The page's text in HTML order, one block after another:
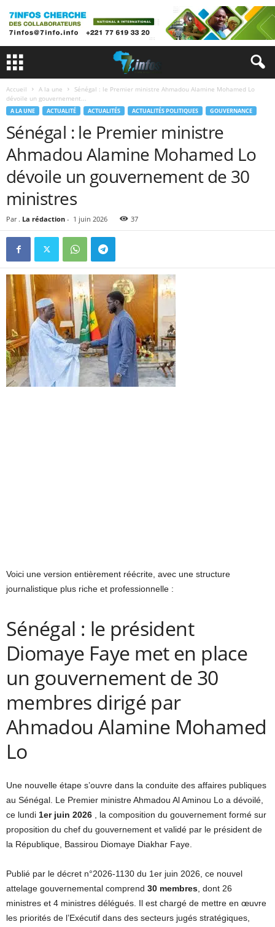
Accueil A la une
Sénégal : le Premier ministre Ahmadou Alamine Mohamed Lo
dévoile un gouvernement...
A LA UNE ACTUALITÉ ACTUALITÉS ACTUALITÉS POLITIQUES GOUVERNANCE
Sénégal : le Premier ministre
Ahmadou Alamine Mohamed Lo
dévoile un gouvernement de 30
ministres
Par . La rédaction - 1 juin 2026 37
Voici une version entièrement réécrite, avec une structure
journalistique plus riche et professionnelle :
Sénégal : le président
Diomaye Faye met en place
un gouvernement de 30
membres dirigé par
Ahmadou Alamine Mohamed
Lo
Une nouvelle étape s’ouvre dans la conduite des affaires publiques
au Sénégal. Le Premier ministre Ahmadou Al Aminou Lo a dévoilé,
ce lundi 1er juin 2026 , la composition du gouvernement formé sur
proposition du chef du gouvernement et validé par le président de
la République, Bassirou Diomaye Diakhar Faye.
Publié par le décret n°2026-1130 du 1er juin 2026, ce nouvel
attelage gouvernemental comprend 30 membres , dont 26
ministres et 4 ministres délégués. Il est chargé de mettre en œuvre
les priorités de l’Exécutif dans des secteurs jugés stratégiques,